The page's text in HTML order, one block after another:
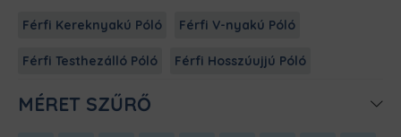
Férfi Kereknyakú Póló Férfi V-nyakú Póló
Férfi Testhezálló Póló Férfi Hosszúujjú Póló
MÉRET SZŰRŐ